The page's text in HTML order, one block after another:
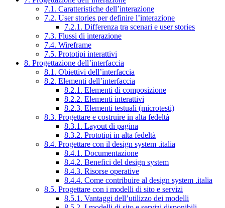
7.1. Caratteristiche dell’interazione
7.2. User stories per definire l’interazione
7.2.1. Differenza tra scenari e user stories
7.3. Flussi di interazione
7.4. Wireframe
7.5. Prototipi interattivi
8. Progettazione dell’interfaccia
8.1. Obiettivi dell’interfaccia
8.2. Elementi dell’interfaccia
8.2.1. Elementi di composizione
8.2.2. Elementi interattivi
8.2.3. Elementi testuali (microtesti)
8.3. Progettare e costruire in alta fedeltà
8.3.1. Layout di pagina
8.3.2. Prototipi in alta fedeltà
8.4. Progettare con il design system .italia
8.4.1. Documentazione
8.4.2. Benefici del design system
8.4.3. Risorse operative
8.4.4. Come contribuire al design system .italia
8.5. Progettare con i modelli di sito e servizi
8.5.1. Vantaggi dell’utilizzo dei modelli